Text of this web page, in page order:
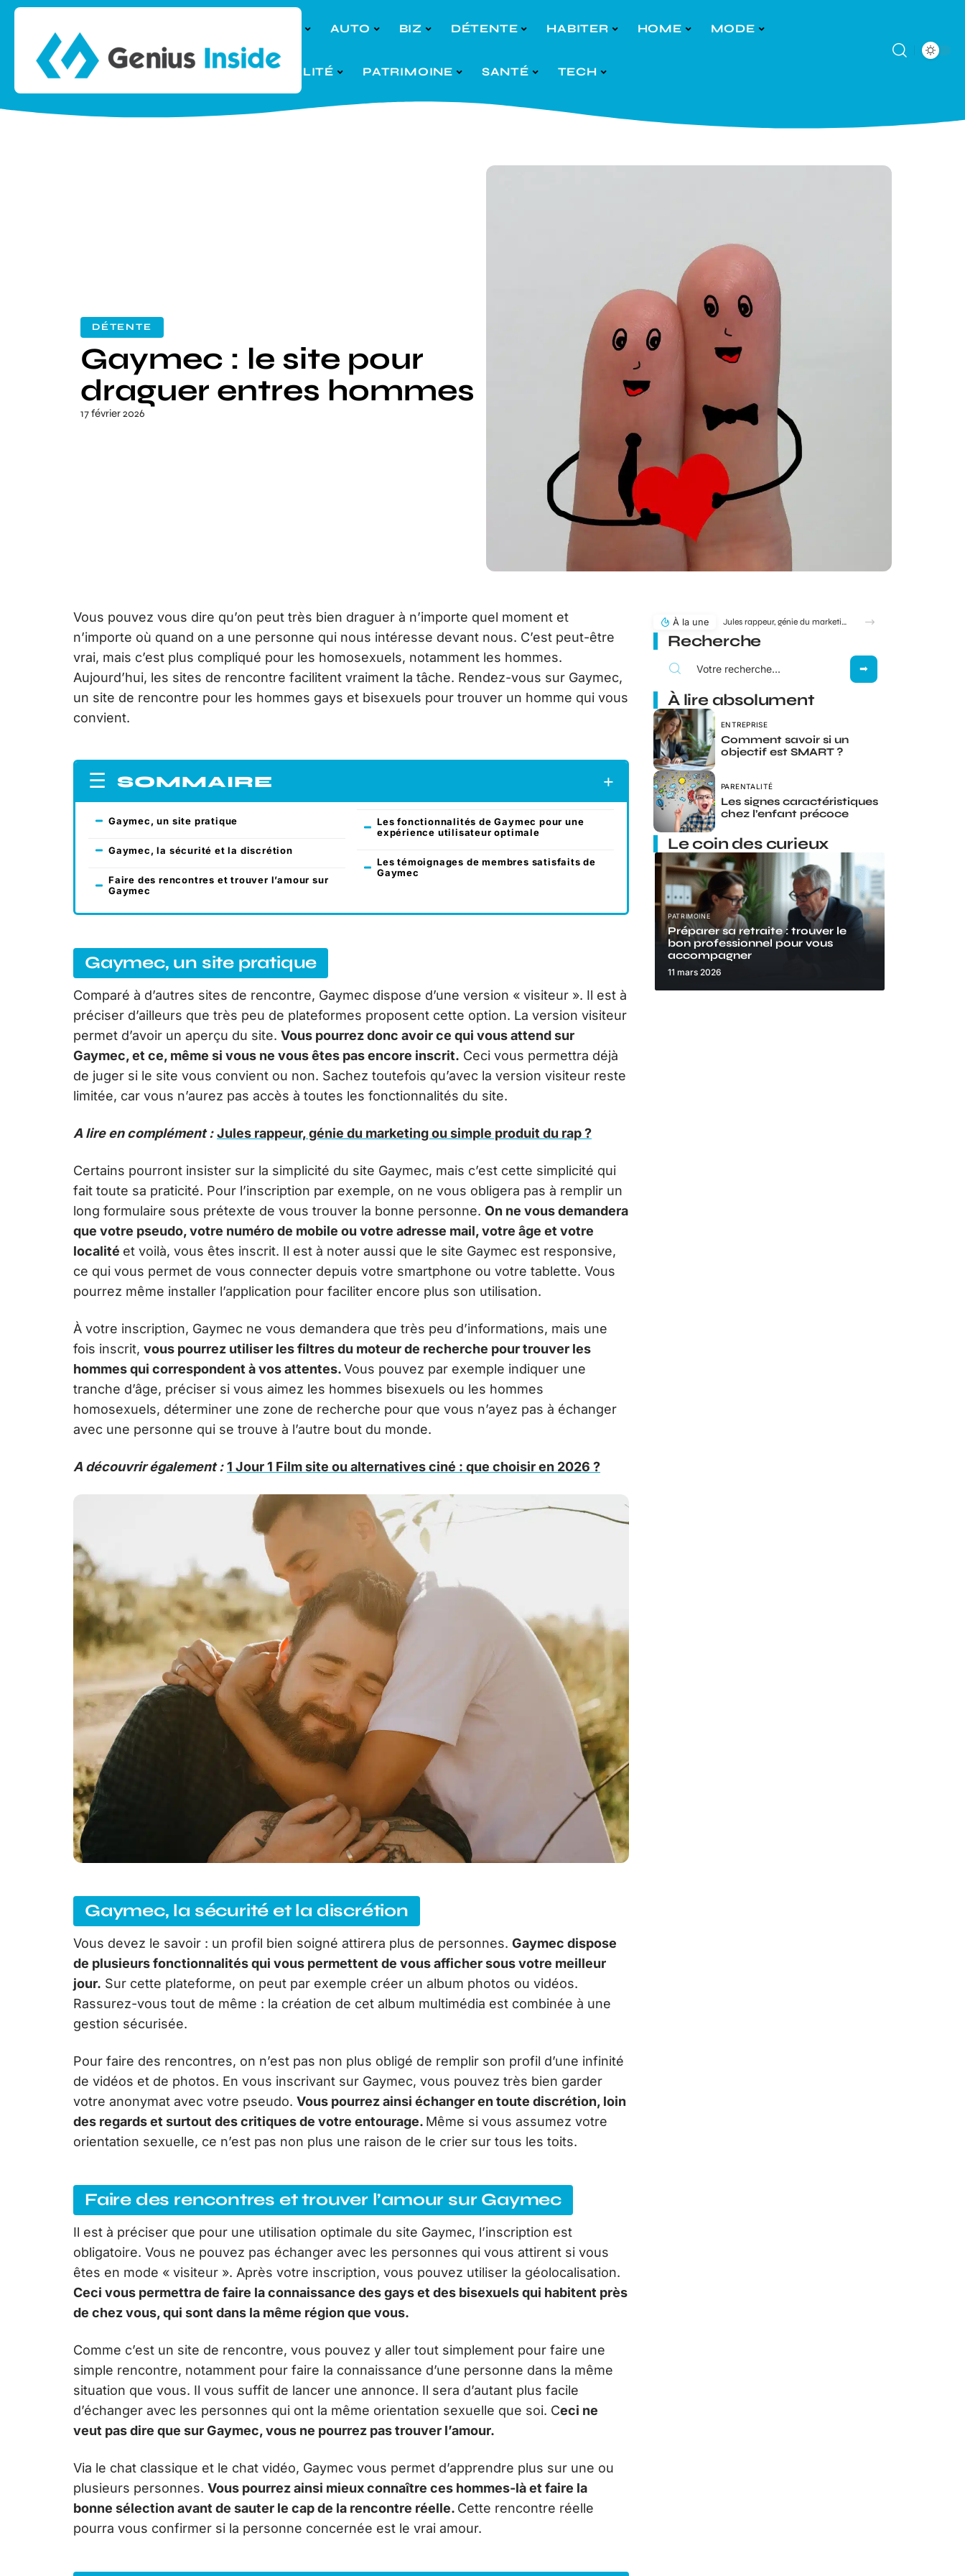
AUTO BIZ DÉTENTE HABITER HOME MODE
PARENTALITÉ PATRIMOINE SANTÉ TECH
DÉTENTE
Gaymec : le site pour
draguer entres hommes
17 février 2026
Vous pouvez vous dire qu’on peut très bien draguer à n’importe quel moment et
n’importe où quand on a une personne qui nous intéresse devant nous. C’est peut-être
vrai, mais c’est plus compliqué pour les homosexuels, notamment les hommes.
Aujourd’hui, les sites de rencontre facilitent vraiment la tâche. Rendez-vous sur Gaymec,
un site de rencontre pour les hommes gays et bisexuels pour trouver un homme qui vous
convient.
SOMMAIRE
Gaymec, un site pratique
Gaymec, la sécurité et la discrétion
Faire des rencontres et trouver l’amour sur
Gaymec
Les fonctionnalités de Gaymec pour une
expérience utilisateur optimale
Les témoignages de membres satisfaits de
Gaymec
Gaymec, un site pratique
Comparé à d’autres sites de rencontre, Gaymec dispose d’une version « visiteur ». Il est à
préciser d’ailleurs que très peu de plateformes proposent cette option. La version visiteur
permet d’avoir un aperçu du site. Vous pourrez donc avoir ce qui vous attend sur
Gaymec, et ce, même si vous ne vous êtes pas encore inscrit. Ceci vous permettra déjà
de juger si le site vous convient ou non. Sachez toutefois qu’avec la version visiteur reste
limitée, car vous n’aurez pas accès à toutes les fonctionnalités du site.
A lire en complément : Jules rappeur, génie du marketing ou simple produit du rap ?
Certains pourront insister sur la simplicité du site Gaymec, mais c’est cette simplicité qui
fait toute sa praticité. Pour l’inscription par exemple, on ne vous obligera pas à remplir un
long formulaire sous prétexte de vous trouver la bonne personne. On ne vous demandera
que votre pseudo, votre numéro de mobile ou votre adresse mail, votre âge et votre
localité et voilà, vous êtes inscrit. Il est à noter aussi que le site Gaymec est responsive,
ce qui vous permet de vous connecter depuis votre smartphone ou votre tablette. Vous
pourrez même installer l’application pour faciliter encore plus son utilisation.
À votre inscription, Gaymec ne vous demandera que très peu d’informations, mais une
fois inscrit, vous pourrez utiliser les filtres du moteur de recherche pour trouver les
hommes qui correspondent à vos attentes.Vous pouvez par exemple indiquer une
tranche d’âge, préciser si vous aimez les hommes bisexuels ou les hommes
homosexuels, déterminer une zone de recherche pour que vous n’ayez pas à échanger
avec une personne qui se trouve à l’autre bout du monde.
A découvrir également : 1 Jour 1 Film site ou alternatives ciné : que choisir en 2026 ?
Gaymec, la sécurité et la discrétion
Vous devez le savoir : un profil bien soigné attirera plus de personnes. Gaymec dispose
de plusieurs fonctionnalités qui vous permettent de vous afficher sous votre meilleur
jour. Sur cette plateforme, on peut par exemple créer un album photos ou vidéos.
Rassurez-vous tout de même : la création de cet album multimédia est combinée à une
gestion sécurisée.
Pour faire des rencontres, on n’est pas non plus obligé de remplir son profil d’une infinité
de vidéos et de photos. En vous inscrivant sur Gaymec, vous pouvez très bien garder
votre anonymat avec votre pseudo. Vous pourrez ainsi échanger en toute discrétion, loin
des regards et surtout des critiques de votre entourage. Même si vous assumez votre
orientation sexuelle, ce n’est pas non plus une raison de le crier sur tous les toits.
Faire des rencontres et trouver l’amour sur Gaymec
Il est à préciser que pour une utilisation optimale du site Gaymec, l’inscription est
obligatoire. Vous ne pouvez pas échanger avec les personnes qui vous attirent si vous
êtes en mode « visiteur ». Après votre inscription, vous pouvez utiliser la géolocalisation.
Ceci vous permettra de faire la connaissance des gays et des bisexuels qui habitent près
de chez vous, qui sont dans la même région que vous.
Comme c’est un site de rencontre, vous pouvez y aller tout simplement pour faire une
simple rencontre, notamment pour faire la connaissance d’une personne dans la même
situation que vous. Il vous suffit de lancer une annonce. Il sera d’autant plus facile
d’échanger avec les personnes qui ont la même orientation sexuelle que soi. Ceci ne
veut pas dire que surGaymec, vous ne pourrez pas trouver l’amour.
Via le chat classique et le chat vidéo, Gaymec vous permet d’apprendre plus sur une ou
plusieurs personnes. Vous pourrez ainsi mieux connaître ces hommes-là et faire la
bonne sélection avant de sauter le cap de la rencontre réelle. Cette rencontre réelle
pourra vous confirmer si la personne concernée est le vrai amour.
À la une Jules rappeur, génie du marketing ou simple produit du rap ?
Recherche
À lire absolument
ENTREPRISE
Comment savoir si un
objectif est SMART ?
PARENTALITÉ
Les signes caractéristiques
chez l’enfant précoce
Le coin des curieux
PATRIMOINE
Préparer sa retraite : trouver le
bon professionnel pour vous
accompagner
11 mars 2026